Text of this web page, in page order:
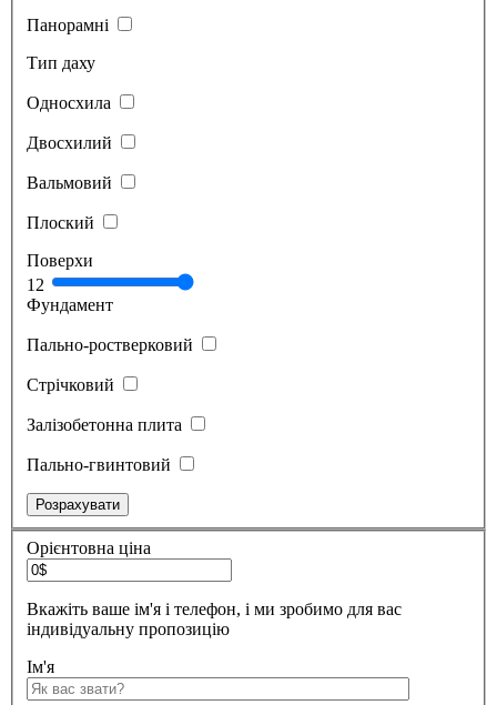
Панорамні
Тип даху
Односхила
Двосхилий
Вальмовий
Плоский
Поверхи
1 2
Фундамент
Пально-ростверковий
Стрічковий
Залізобетонна плита
Пально-гвинтовий
Орієнтовна ціна
Вкажіть ваше ім'я і телефон, і ми зробимо для вас
індивідуальну пропозицію
Ім'я